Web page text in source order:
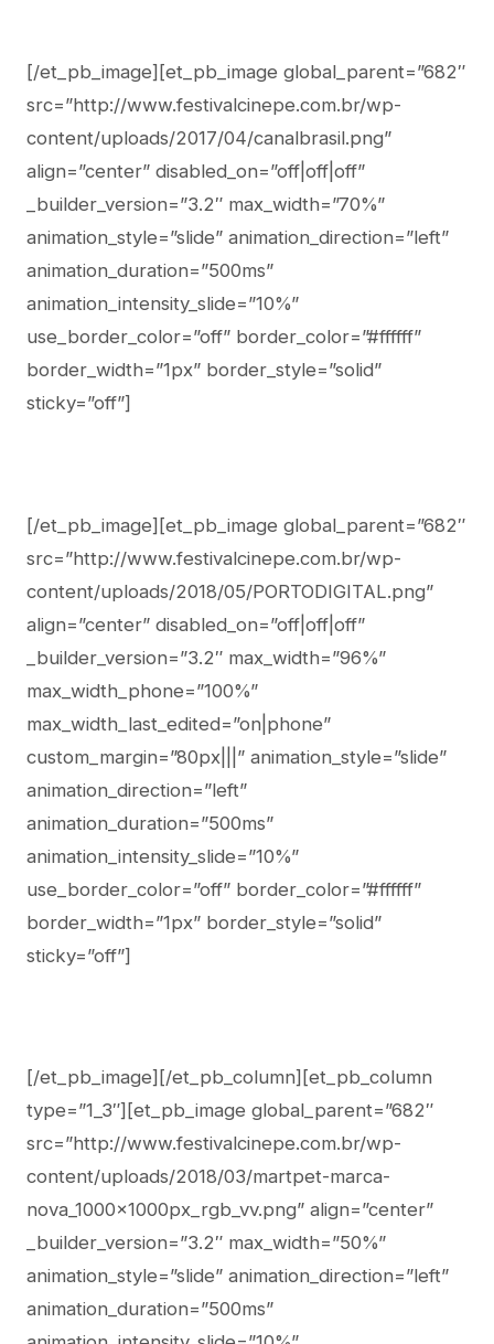
[/et_pb_image][et_pb_image global_parent=”682″
src=”http://www.festivalcinepe.com.br/wp-
content/uploads/2017/04/canalbrasil.png”
align=”center” disabled_on=”off|off|off”
_builder_version=”3.2″ max_width=”70%”
animation_style=”slide” animation_direction=”left”
animation_duration=”500ms”
animation_intensity_slide=”10%”
use_border_color=”off” border_color=”#ffffff”
border_width=”1px” border_style=”solid”
sticky=”off”]
[/et_pb_image][et_pb_image global_parent=”682″
src=”http://www.festivalcinepe.com.br/wp-
content/uploads/2018/05/PORTODIGITAL.png”
align=”center” disabled_on=”off|off|off”
_builder_version=”3.2″ max_width=”96%”
max_width_phone=”100%”
max_width_last_edited=”on|phone”
custom_margin=”80px|||” animation_style=”slide”
animation_direction=”left”
animation_duration=”500ms”
animation_intensity_slide=”10%”
use_border_color=”off” border_color=”#ffffff”
border_width=”1px” border_style=”solid”
sticky=”off”]
[/et_pb_image][/et_pb_column][et_pb_column
type=”1_3″][et_pb_image global_parent=”682″
src=”http://www.festivalcinepe.com.br/wp-
content/uploads/2018/03/martpet-marca-
nova_1000x1000px_rgb_vv.png” align=”center”
_builder_version=”3.2″ max_width=”50%”
animation_style=”slide” animation_direction=”left”
animation_duration=”500ms”